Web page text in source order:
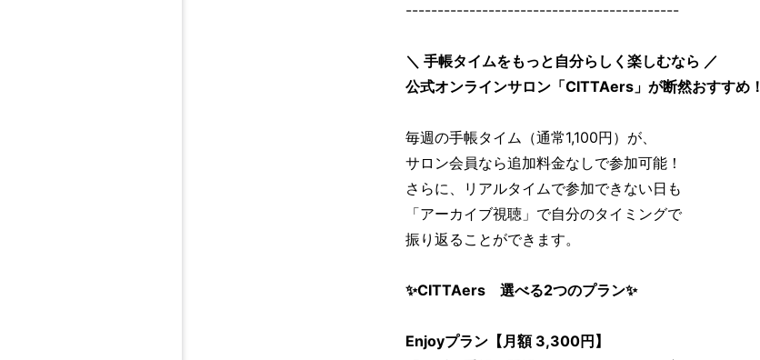
-------------------------------------------
＼ 手帳タイムをもっと自分らしく楽しむなら ／
公式オンラインサロン「CITTAers」が断然おすすめ！
毎週の手帳タイム（通常1,100円）が、
サロン会員なら追加料金なしで参加可能！
さらに、リアルタイムで参加できない日も
「アーカイブ視聴」で自分のタイミングで
振り返ることができます。
✨CITTAers 選べる2つのプラン✨
Enjoyプラン【月額 3,300円】